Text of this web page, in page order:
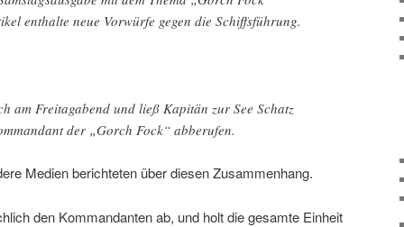
enthalte neue Vorwürfe gegen die Schiffsführung.
am Freitagabend und ließ Kapitän zur See Schatz
der „Gorch Fock“ abberufen.
Medien berichteten über diesen Zusammenhang.
den Kommandanten ab, und holt die gesamte Einheit